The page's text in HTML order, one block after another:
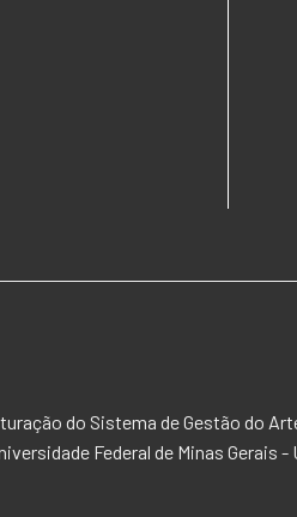
do Sistema de Gestão do
Federal de Minas Gerais -